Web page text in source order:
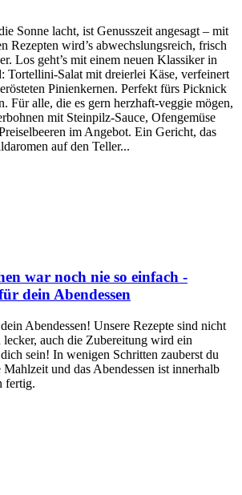
Sonne lacht, ist Genusszeit angesagt – mit
Rezepten wird’s abwechslungsreich, frisch
Los geht’s mit einem neuen Klassiker in
Tortellini-Salat mit dreierlei Käse, verfeinert
Pinienkernen. Perfekt fürs Picknick
Für alle, die es gern herzhaft-veggie mögen,
mit Steinpilz-Sauce, Ofengemüse
im Angebot. Ein Gericht, das
auf den Teller...
war noch nie so einfach -
dein Abendessen
Abendessen! Unsere Rezepte sind nicht
auch die Zubereitung wird ein
sein! In wenigen Schritten zauberst du
und das Abendessen ist innerhalb
fertig.